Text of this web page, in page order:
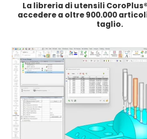
La libreria di utensili
accedere a oltre 900.000
taglio.